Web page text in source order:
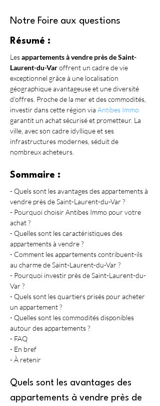
Notre Foire aux questions
Résumé :
Les appartements à vendre près de Saint-
Laurent-du-Var offrent un cadre de vie
exceptionnel grâce à une localisation
géographique avantageuse et une diversité
d'offres. Proche de la mer et des commodités,
investir dans cette région via Antibes Immo
garantit un achat sécurisé et prometteur. La
ville, avec son cadre idyllique et ses
infrastructures modernes, séduit de
nombreux acheteurs.
Sommaire :
- Quels sont les avantages des appartements à
vendre près de Saint-Laurent-du-Var ?
- Pourquoi choisir Antibes Immo pour votre
achat ?
- Quelles sont les caractéristiques des
appartements à vendre ?
- Comment les appartements contribuent-ils
au charme de Saint-Laurent-du-Var ?
- Pourquoi investir près de Saint-Laurent-du-
Var ?
- Quels sont les quartiers prisés pour acheter
un appartement ?
- Quelles sont les commodités disponibles
autour des appartements ?
- FAQ
- En bref
- À retenir
Quels sont les avantages des
appartements à vendre près de